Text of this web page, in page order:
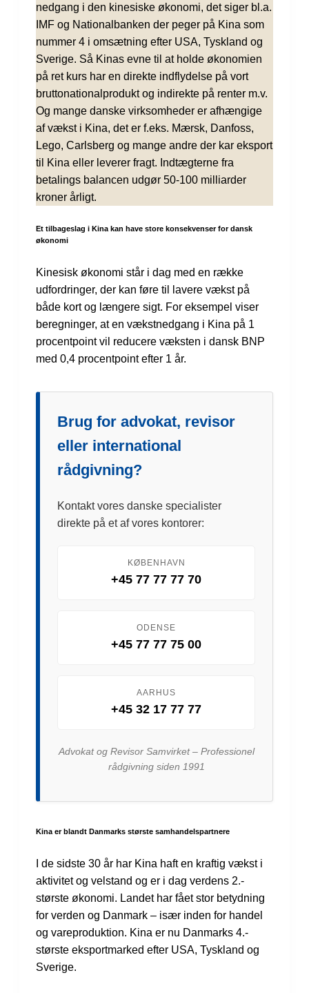
nedgang i den kinesiske økonomi, det siger bl.a.
IMF og Nationalbanken der peger på Kina som
nummer 4 i omsætning efter USA, Tyskland og
Sverige. Så Kinas evne til at holde økonomien
på ret kurs har en direkte indflydelse på vort
bruttonationalprodukt og indirekte på renter m.v.
Og mange danske virksomheder er afhængige
af vækst i Kina, det er f.eks. Mærsk, Danfoss,
Lego, Carlsberg og mange andre der kar eksport
til Kina eller leverer fragt. Indtægterne fra
betalings balancen udgør 50-100 milliarder
kroner årligt.
Et tilbageslag i Kina kan have store konsekvenser for dansk
økonomi
Kinesisk økonomi står i dag med en række
udfordringer, der kan føre til lavere vækst på
både kort og længere sigt. For eksempel viser
beregninger, at en vækstnedgang i Kina på 1
procentpoint vil reducere væksten i dansk BNP
med 0,4 procentpoint efter 1 år.
Brug for advokat, revisor
eller international
rådgivning?
Kontakt vores danske specialister
direkte på et af vores kontorer:
KØBENHAVN
+45 77 77 77 70
ODENSE
+45 77 77 75 00
AARHUS
+45 32 17 77 77
Advokat og Revisor Samvirket – Professionel
rådgivning siden 1991
Kina er blandt Danmarks største samhandelspartnere
I de sidste 30 år har Kina haft en kraftig vækst i
aktivitet og velstand og er i dag verdens 2.-
største økonomi. Landet har fået stor betydning
for verden og Danmark – især inden for handel
og vareproduktion. Kina er nu Danmarks 4.-
største eksportmarked efter USA, Tyskland og
Sverige.